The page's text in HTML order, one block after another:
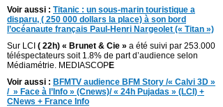
Voir aussi : Titanic : un sous-marin touristique a
disparu, ( 250 000 dollars la place) à son bord
l’océanaute français Paul-Henri Nargeolet (« Titan »)
Sur LCI ( 22h) « Brunet & Cie » a été suivi par 253.000
téléspectateurs soit 1.8% de part d’audience selon
Médiamétrie. MEDIASCOPE
Voir aussi : BFMTV audience BFM Story /« Calvi 3D »
/ » Face à l’Info » (Cnews)/ « 24h Pujadas » (LCI) +
CNews + France Info